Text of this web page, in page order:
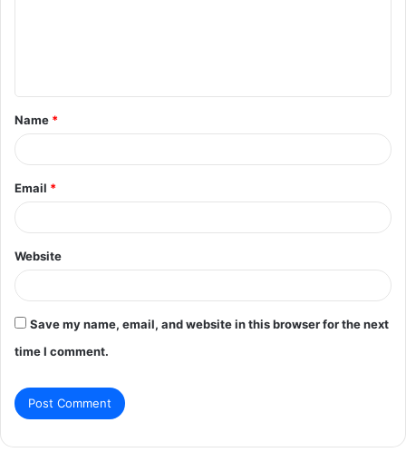
t
*
Name *
Email *
Website
Save my name, email, and website in this browser for the next
time I comment.